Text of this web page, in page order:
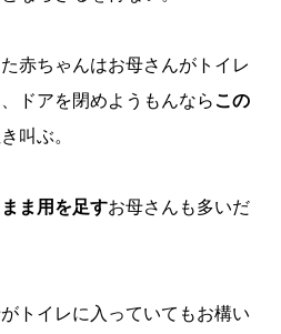
赤ちゃんはお母さんがトイレ
ドアを閉めようもんならこの
叫ぶ。
ま用を足すお母さんも多いだ
トイレに入っていてもお構い